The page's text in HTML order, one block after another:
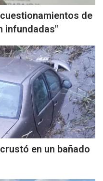
de
infundadas"
en un bañado